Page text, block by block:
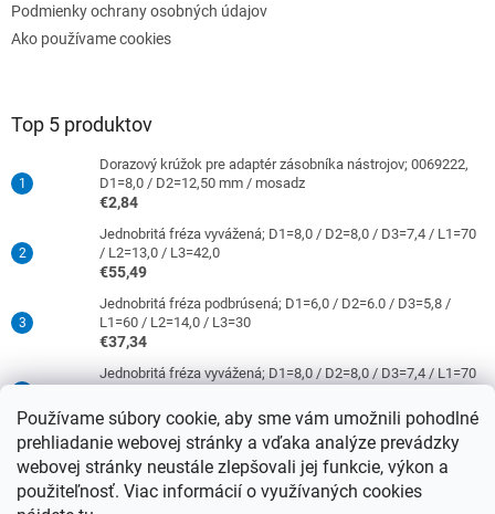
Používame súbory cookie, aby sme vám umožnili pohodlné
prehliadanie webovej stránky a vďaka analýze prevádzky
webovej stránky neustále zlepšovali jej funkcie, výkon a
použiteľnosť. Viac informácií o využívaných cookies
Podmienky ochrany osobných údajov
Ako používame cookies
Top 5 produktov
Dorazový krúžok pre adaptér zásobníka nástrojov; 0069222,
D1=8,0 / D2=12,50 mm / mosadz
€2,84
Jednobritá fréza vyvážená; D1=8,0 / D2=8,0 / D3=7,4 / L1=70
/ L2=13,0 / L3=42,0
€55,49
Jednobritá fréza podbrúsená; D1=6,0 / D2=6.0 / D3=5,8 /
L1=60 / L2=14,0 / L3=30
€37,34
Jednobritá fréza vyvážená; D1=8,0 / D2=8,0 / D3=7,4 / L1=70
€63,86
Jednobritá fréza podbrúsená; D1=4,0 / D2=6,0 / D3=3,8 /
L1=50 / L2=10,0 / L3=21
€37,34